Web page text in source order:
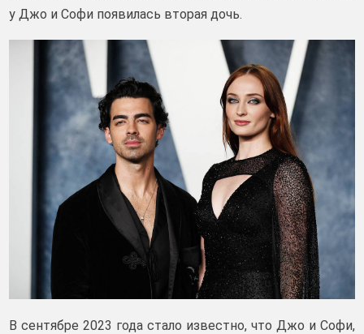
у Джо и Софи появилась вторая дочь.
В сентябре 2023 года стало известно, что Джо и Софи,